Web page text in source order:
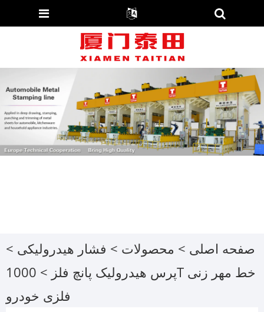
صفحه اصلی > محصولات > فشار هیدرولیکی >
پرس هیدرولیک پانچ فلز
> 1000T خط مهر زنی
فلزی خودرو